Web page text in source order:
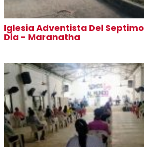
Iglesia Adventista Del Septimo
Dia - Maranatha